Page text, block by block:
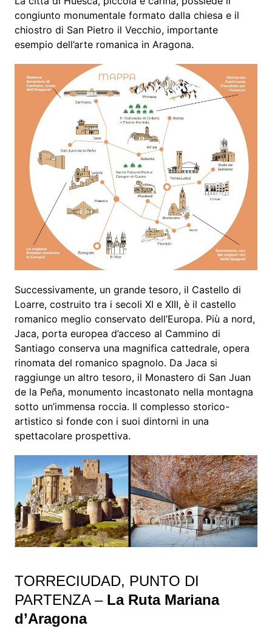
congiunto monumentale formato dalla chiesa e il
chiostro di San Pietro il Vecchio, importante
esempio dell’arte romanica in Aragona.
Successivamente, un grande tesoro, il Castello di
Loarre, costruito tra i secoli XI e XIII, è il castello
romanico meglio conservato dell’Europa. Più a nord,
Jaca, porta europea d’acceso al Cammino di
Santiago conserva una magnifica cattedrale, opera
rinomata del romanico spagnolo. Da Jaca si
raggiunge un altro tesoro, il Monastero di San Juan
de la Peña, monumento incastonato nella montagna
sotto un’immensa roccia. Il complesso storico-
artistico si fonde con i suoi dintorni in una
spettacolare prospettiva.
TORRECIUDAD, PUNTO DI
PARTENZA –La Ruta Mariana
d’Aragona